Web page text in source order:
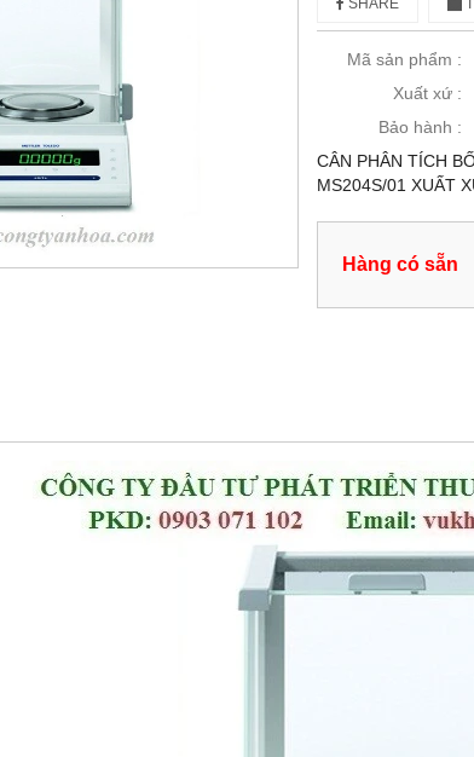
Mã sản phẩm :
Xuất xứ :
Bảo hành :
CÂN PHÂN TÍCH
MS204S/01 XUẤT
Hàng có sẵn